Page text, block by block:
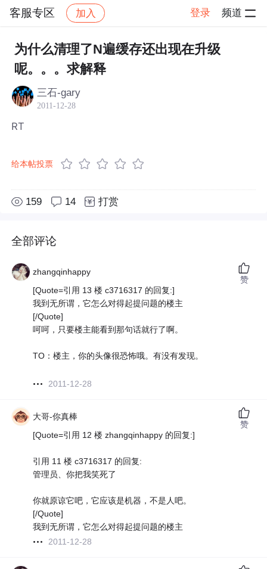
客服专区 加入 登录 频道
社区 客服专区 帖子详情
为什么清理了N遍缓存还出现在升级
呢。。。求解释
三石-gary
2011-12-28
RT
给本帖投票
159 14 打赏
全部评论
zhangqinhappy
[Quote=引用 13 楼 c3716317 的回复:]
我到无所谓，它怎么对得起提问题的楼主
[/Quote]
呵呵，只要楼主能看到那句话就行了啊。
TO：楼主，你的头像很恐怖哦。有没有发现。
2011-12-28
赞
大哥-你真棒
[Quote=引用 12 楼 zhangqinhappy 的回复:]
引用 11 楼 c3716317 的回复:
管理员、你把我笑死了
你就原谅它吧，它应该是机器，不是人吧。
[/Quote]
我到无所谓，它怎么对得起提问题的楼主
2011-12-28
赞